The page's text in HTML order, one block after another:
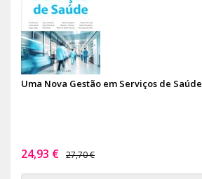
Uma Nova Gestão em Serviços de Saúde
24,93 € 27,70 €